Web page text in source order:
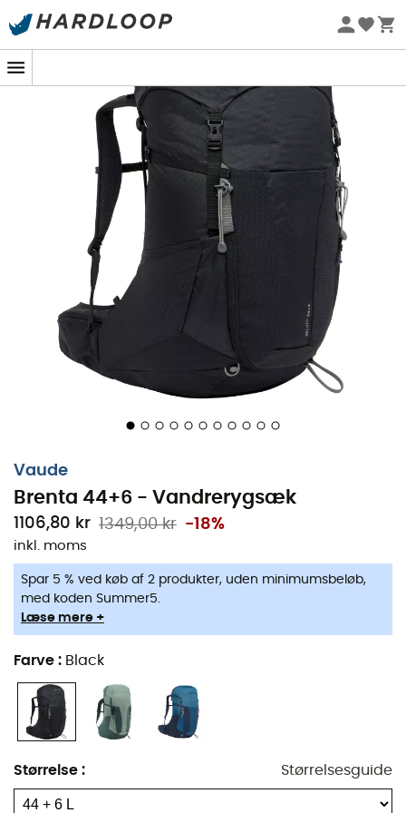
-5% Extra - Kode Summer5
Vaude
Brenta 44+6 - Vandrerygsæk
1106,80 kr 1349,00 kr -18%
inkl. moms
Spar 5 % ved køb af 2 produkter, uden minimumsbeløb,
med koden Summer5.
Læse mere +
Farve : Black
Størrelse : Størrelsesguide
rumme en sovepose for eksempel. Endelig er Brenta
44+6 ikke tilbageholdende med hensyn til de mange
funktioner, den tilbyder. Du finder
til hydreringssystem, et rummeligtelastisk rum
og en speciel lomme til værdigenstande. Ingen sti
Brenta 44+6
Hovedstof: 71% polyamid - 29% polyester
Kontrastmateriale - Yderside: 100% polyester
(hvoraf 50% genanvendt)
Foring: 100% polyamid
Regnslag: 100% polyamid
ErgoShape skulderstropper for perfekt
bevægelsesfrihed
Polstret hoftebælte med 2 små lynlåslommer
Adskilt bundrum
Lynlåslomme i låget
Ekstra lynlåslomme i låget
Mobiltelefonlommer
Elastisk lomme foran
Strækbare sidelommer tilgængelige fra toppen
2 stangholdere
Kompressionsremme øverst
Udgang til hydreringssystem
Brystrem med fastgørelse til hydreringssystem
Fastgørelsesmuligheder til udstyr
Aftageligt regnslag integreret i et separat rum